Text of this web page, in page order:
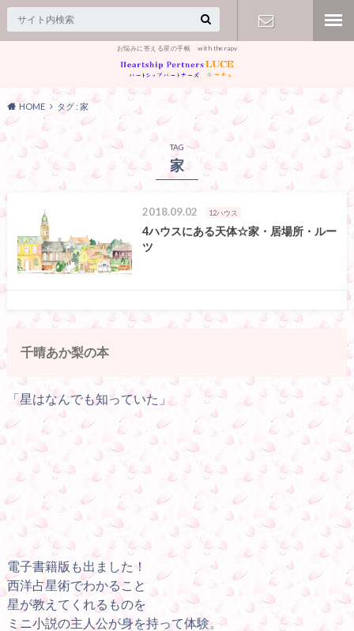
お悩みに答える星の手帳 with therapy
せ】
HOME タグ : 家
TAG
家
2018.09.02 12ハウス
4ハウスにある天体☆家・居場所・ルー
ツ
千晴あか梨の本
「星はなんでも知っていた」
電子書籍版も出ました！
西洋占星術でわかること
星が教えてくれるものを
ミニ小説の主人公が身を持って体験。